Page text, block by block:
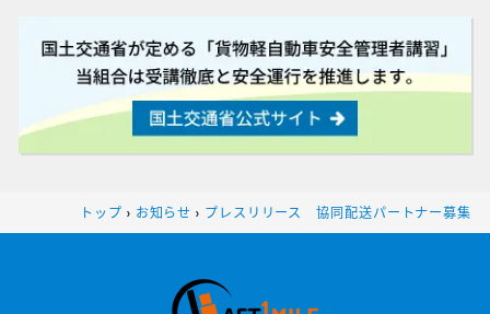
トップ › お知らせ › プレスリリース 協同配送パートナー募集